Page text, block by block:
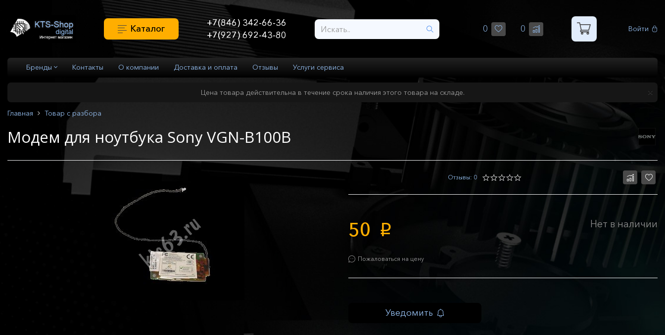
Каталог
+7(846) 342-66-36
+7(927) 692-43-80
0 0 Войти
Бренды Контакты О компании Доставка и оплата Отзывы Услуги сервиса
Цена товара действительна в течение срока наличия этого товара на складе.
Главная Товар с разбора
Модем для ноутбука Sony VGN-B100B
Отзывы: 0
50 p
Пожаловаться на цену
Нет в наличии
Уведомить